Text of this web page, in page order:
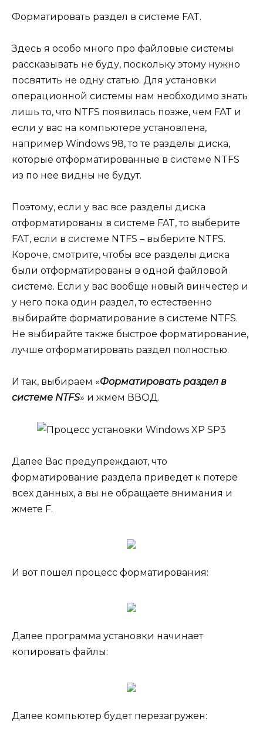
Форматировать раздел в системе FAT.
Здесь я особо много про файловые системы
рассказывать не буду, поскольку этому нужно
посвятить не одну статью. Для установки
операционной системы нам необходимо знать
лишь то, что NTFS появилась позже, чем FAT и
если у вас на компьютере установлена,
например Windows 98, то те разделы диска,
которые отформатированные в системе NTFS
из по нее видны не будут.
Поэтому, если у вас все разделы диска
отформатированы в системе FAT, то выберите
FAT, если в системе NTFS – выберите NTFS.
Короче, смотрите, чтобы все разделы диска
были отформатированы в одной файловой
системе. Если у вас вообще новый винчестер и
у него пока один раздел, то естественно
выбирайте форматирование в системе NTFS.
Не выбирайте также быстрое форматирование,
лучше отформатировать раздел полностью.
И так, выбираем «Форматировать раздел в
системе NTFS» и жмем ВВОД.
Далее Вас предупреждают, что
форматирование раздела приведет к потере
всех данных, а вы не обращаете внимания и
жмете F.
И вот пошел процесс форматирования:
Далее программа установки начинает
копировать файлы:
Далее компьютер будет перезагружен: